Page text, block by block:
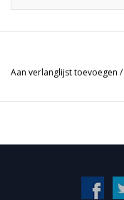
Aan verlanglijst toevoegen /